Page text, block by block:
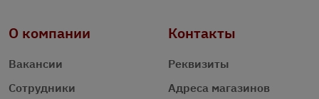
О компании
Вакансии
Сотрудники
Контакты
Реквизиты
Адреса магазинов